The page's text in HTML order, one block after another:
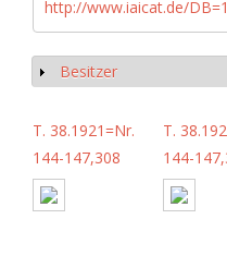
http://www.iaicat.de/
Show
Besitzer
T. 38.1921=Nr.
144-147,308
T.
144-